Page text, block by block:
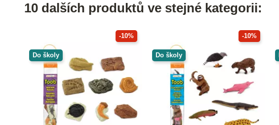
10 dalších produktů ve stejné kategorii:
-10%
Do školy
-10%
Do školy